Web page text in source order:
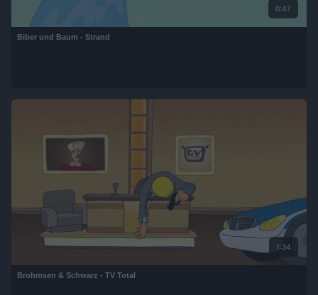
0:47
Biber und Baum - Strand
1:34
Brohmsen & Schwarz - TV Total